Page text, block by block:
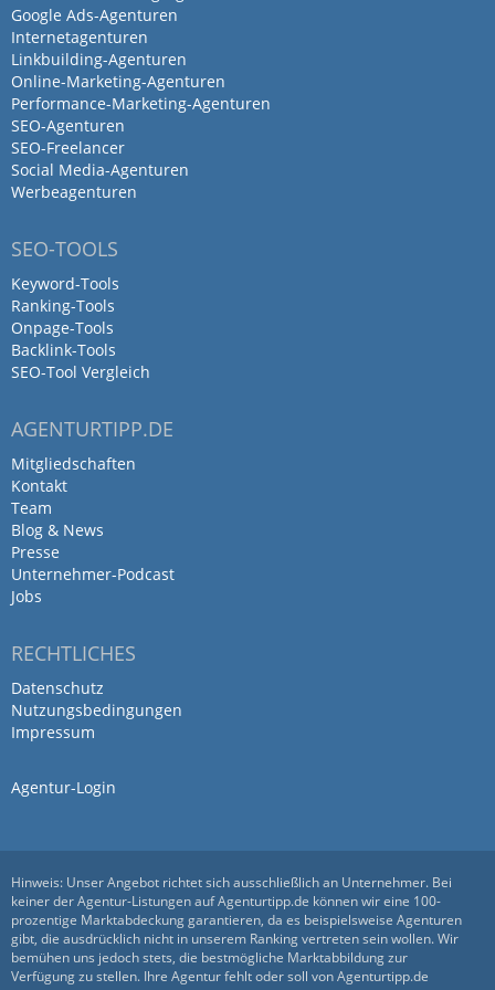
Partnerschaft! digitalXL: Erfahrung
verbindet.
Antwort von Schaltwerk Digital
13. Januar 2025
Danke, Jörn! Auch wir wollen eure…
Mehr
einigen Jahren zusammen und
haben denke…
Wir arbeiten nun schon seid einigen
Jahren zusammen und haben denke ich
das gesamte Repertoire vom Schaltwerk
Logos, zur Erstellung der Werbeanzeigen
bis zur Errichtung der Webseiten für
sind; hin zur Beratung über die Bereiche
um uns zu finden; was schafft vertrauen
bei den Kunden; was braucht ihr für eure
zufrieden, da jedes Gespräch immer
verbessert worden, wenn sie nicht
passend waren. Änderungen und
Anforderungen sind und werden sehr
schnell ausgeführt.
Google Ads-Agenturen
Internetagenturen
Linkbuilding-Agenturen
Online-Marketing-Agenturen
Performance-Marketing-Agenturen
SEO-Agenturen
SEO-Freelancer
Social Media-Agenturen
Werbeagenturen
SEO-TOOLS
Keyword-Tools
Ranking-Tools
Onpage-Tools
Backlink-Tools
SEO-Tool Vergleich
AGENTURTIPP.DE
Mitgliedschaften
Kontakt
Team
Blog & News
Presse
Unternehmer-Podcast
Jobs
RECHTLICHES
Datenschutz
Nutzungsbedingungen
Impressum
Agentur-Login
Hinweis: Unser Angebot richtet sich ausschließlich an Unternehmer. Bei
keiner der Agentur-Listungen auf Agenturtipp.de können wir eine 100-
prozentige Marktabdeckung garantieren, da es beispielsweise Agenturen
gibt, die ausdrücklich nicht in unserem Ranking vertreten sein wollen. Wir
bemühen uns jedoch stets, die bestmögliche Marktabbildung zur
Verfügung zu stellen. Ihre Agentur fehlt oder soll von Agenturtipp.de